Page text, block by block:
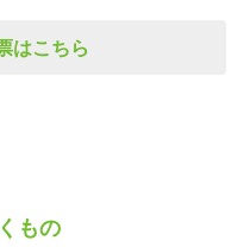
はこちら
もの